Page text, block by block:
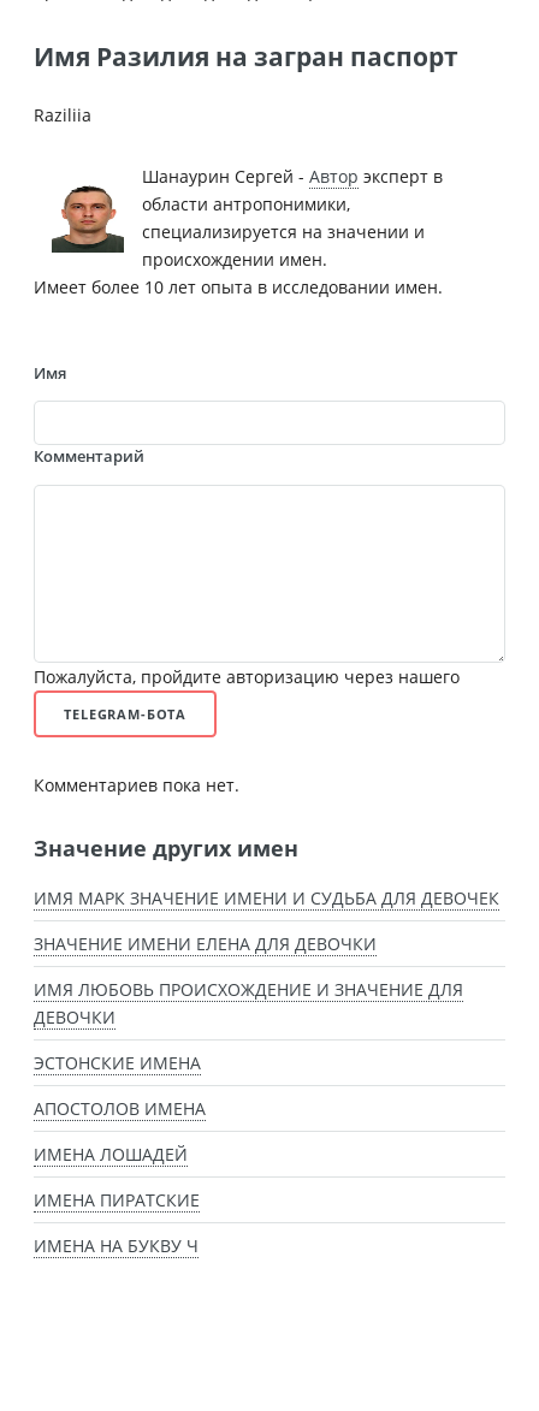
Имя Разилия на загран паспорт
Raziliia
Шанаурин Сергей - Автор эксперт в
области антропонимики,
специализируется на значении и
происхождении имен.
Имеет более 10 лет опыта в исследовании имен.
Имя
Комментарий
Пожалуйста, пройдите авторизацию через нашего
TELEGRAM-БОТА
Комментариев пока нет.
Значение других имен
ИМЯ МАРК ЗНАЧЕНИЕ ИМЕНИ И СУДЬБА ДЛЯ ДЕВОЧЕК
ЗНАЧЕНИЕ ИМЕНИ ЕЛЕНА ДЛЯ ДЕВОЧКИ
ИМЯ ЛЮБОВЬ ПРОИСХОЖДЕНИЕ И ЗНАЧЕНИЕ ДЛЯ
ДЕВОЧКИ
ЭСТОНСКИЕ ИМЕНА
АПОСТОЛОВ ИМЕНА
ИМЕНА ЛОШАДЕЙ
ИМЕНА ПИРАТСКИЕ
ИМЕНА НА БУКВУ Ч